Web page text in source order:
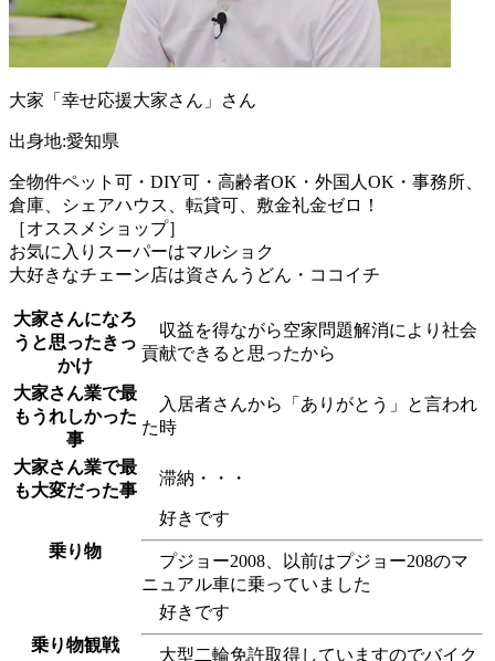
大家「幸せ応援大家さん」さん
出身地:愛知県
全物件ペット可・DIY可・高齢者OK・外国人OK・事務所、
倉庫、シェアハウス、転貸可、敷金礼金ゼロ！
［オススメショップ］
お気に入りスーパーはマルショク
大好きなチェーン店は資さんうどん・ココイチ
大家さんになろ
うと思ったきっ
かけ
収益を得ながら空家問題解消により社会
貢献できると思ったから
大家さん業で最
もうれしかった
事
入居者さんから「ありがとう」と言われ
た時
大家さん業で最
も大変だった事
滞納・・・
乗り物
好きです
プジョー2008、以前はプジョー208のマ
ニュアル車に乗っていました
乗り物観戦
好きです
大型二輪免許取得していますのでバイク